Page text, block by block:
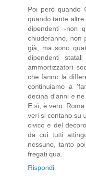
Poi però quando
quando tante
dipendenti -non
chiuderanno, non
già, ma sono
dipendenti
ammortizzatori
che fanno la
continuiamo a
decina d'anni e
E sì, è vero:
veri si contano su
civico e del
da cui tutti
nessuno, tanto
fregati qua.
Rispondi